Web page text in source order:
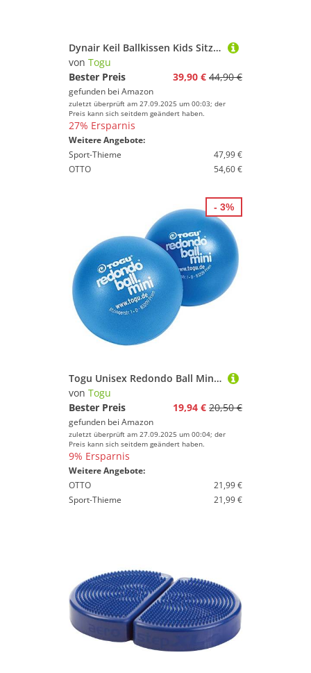
Dynair Keil Ballkissen Kids Sitzkissen (Das Original), Blau, 29x29 cm
von Togu
Bester Preis
39,90 € 44,90 €
gefunden bei Amazon
zuletzt überprüft am 27.09.2025 um 00:03; der
Preis kann sich seitdem geändert haben.
27% Ersparnis
Weitere Angebote:
Sport-Thieme
47,99 €
OTTO
54,60 €
Togu Unisex Redondo Ball Mini 2er-set (das Original) Gymnastikball, Pilates Ball, Trainingsball, Übungsball, blau, 14
von Togu
Bester Preis
19,94 € 20,50 €
gefunden bei Amazon
zuletzt überprüft am 27.09.2025 um 00:04; der
Preis kann sich seitdem geändert haben.
9% Ersparnis
Weitere Angebote:
OTTO
21,99 €
Sport-Thieme
21,99 €
- 3%